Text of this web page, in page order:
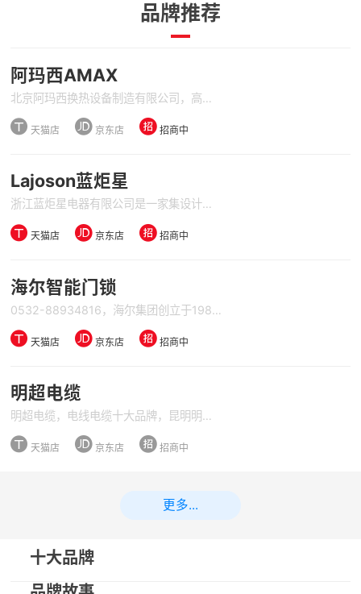
品牌推荐
阿玛西AMAX
北京阿玛西换热设备制造有限公司，高效热交换设备与余热回收节能装置及余热节能咨询一站式专业提供商，是集全系列可拆式板式换热器、板式废气余热回收器、小温差换热器、小端差换热器、大口径换热器、宽通道换热器、板壁式余热回收设备等换热设备为一体的国家高新技术企业和中关村高新技术企业。
天猫店 京东店 招商中
Lajoson蓝炬星
浙江蓝炬星电器有限公司是一家集设计、研发、生产、营销、服务于一体的集成厨房运营商，主要生产集成灶、集成水槽、集成水槽洗碗机、嵌入式蒸箱烤箱、燃气热水器等引领现代化环保节能厨卫产品。
天猫店 京东店 招商中
海尔智能门锁
0532-88934816，海尔集团创立于1984年，是全球大型家电品牌，目前已从传统家电产品制造企业转型为开放的创业平台。在互联网时代，海尔致力于转型为真正的互联网企业，打造以社群经济为中心，以用户价值交互为基础、以诚信为核心竞争力的后电商时代共创共赢生态圈。
天猫店 京东店 招商中
明超电缆
明超电缆，电线电缆十大品牌，昆明明超电缆有限公司是一家专业生产和销售电线电缆和成套电气化设备的大型现代化企业，公司成立于1995年7月16日，立足于历史悠久四季如春的昆明，原拥有生产基地面积约40000平方米，现又新建生产基地近200亩，下属子公司有“云南晨鸣电器有限公司、云南晨变变压器厂、云南光超电力设备有限公司、云南历合外贸有限公司、云南拓峰外贸有限公司”，全国拥有多个分公司。
天猫店 京东店 招商中
更多...
十大品牌